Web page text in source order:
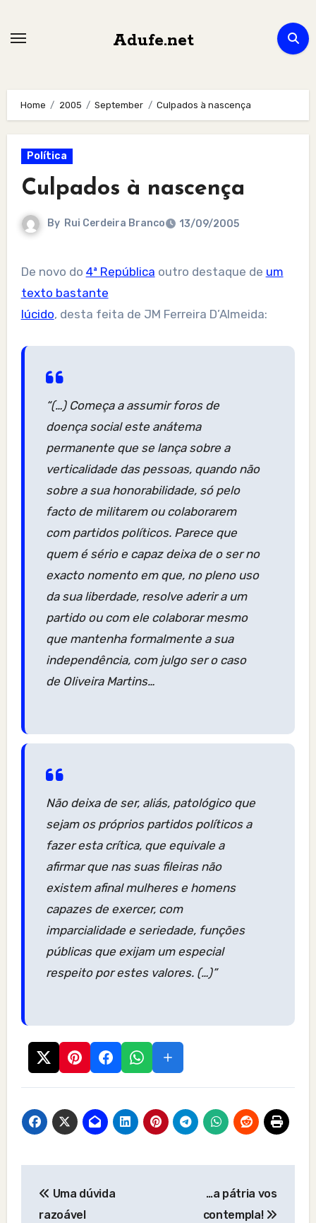
Adufe.net
Home 2005 September Culpados à nascença
Política
Culpados à nascença
By Rui Cerdeira Branco 13/09/2005
De novo do 4ª República outro destaque de um
texto bastante
lúcido, desta feita de JM Ferreira D’Almeida:
“(…) Começa a assumir foros de
doença social este anátema
permanente que se lança sobre a
verticalidade das pessoas, quando não
sobre a sua honorabilidade, só pelo
facto de militarem ou colaborarem
com partidos políticos. Parece que
quem é sério e capaz deixa de o ser no
exacto nomento em que, no pleno uso
da sua liberdade, resolve aderir a um
partido ou com ele colaborar mesmo
que mantenha formalmente a sua
independência, com julgo ser o caso
de Oliveira Martins…
Não deixa de ser, aliás, patológico que
sejam os próprios partidos políticos a
fazer esta crítica, que equivale a
afirmar que nas suas fileiras não
existem afinal mulheres e homens
capazes de exercer, com
imparcialidade e seriedade, funções
públicas que exijam um especial
respeito por estes valores. (…)”
navigation
Uma dúvida
razoável
…a pátria vos
contempla!